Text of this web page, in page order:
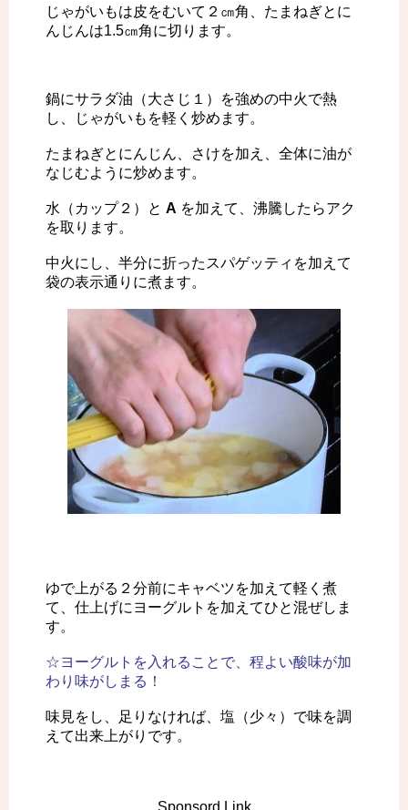
じゃがいもは皮をむいて２㎝角、たまねぎとに
んじんは1.5㎝角に切ります。
鍋にサラダ油（大さじ１）を強めの中火で熱
し、じゃがいもを軽く炒めます。
たまねぎとにんじん、さけを加え、全体に油が
なじむように炒めます。
水（カップ２）と A を加えて、沸騰したらアク
を取ります。
中火にし、半分に折ったスパゲッティを加えて
袋の表示通りに煮ます。
ゆで上がる２分前にキャベツを加えて軽く煮
て、仕上げにヨーグルトを加えてひと混ぜしま
す。
☆ヨーグルトを入れることで、程よい酸味が加
わり味がしまる！
味見をし、足りなければ、塩（少々）で味を調
えて出来上がりです。